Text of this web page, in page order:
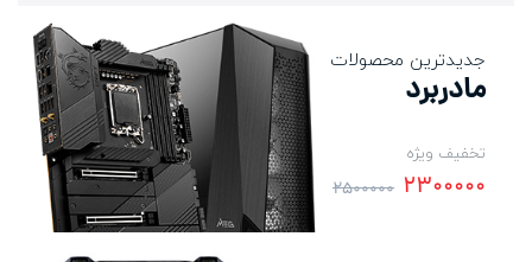
جدیدترین محصولات
مادربرد
تخفیف ویژه
2500000 2300000